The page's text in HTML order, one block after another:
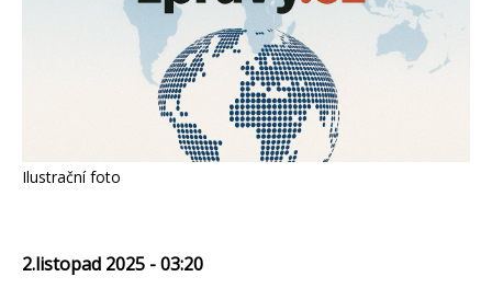
Ilustrační foto
2.listopad 2025 - 03:20